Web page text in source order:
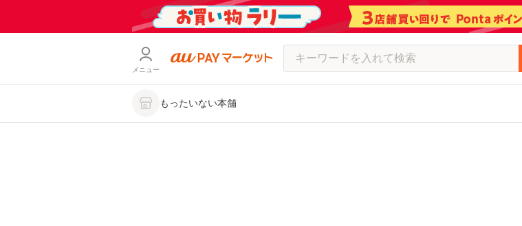
メニュー
もったいない本舗